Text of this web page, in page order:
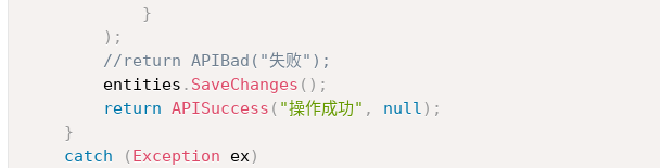
}
) ;
//return APIBad("失败");
		entities
. SaveChanges ( ) ;
return APISuccess ( "操作成功" , null ) ;
}
catch
( Exception ex)